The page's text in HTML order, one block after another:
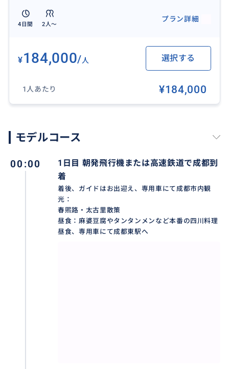
【成都パンダ研究繁殖基地】
都の一番の観光の目玉といっても過言ではない場所で
す。パンダ（レッサーパンダも含みます）を心ゆくま
4日間 2人〜
プラン詳細
¥184,000/人 選択する
1人あたり ¥184,000
モデルコース
00:00
1日目 朝発飛行機または高速鉄道で成都到
着
着後、ガイドはお出迎え、専用車にて成都市内観
光：
春煕路・太古里散策
昼食：麻婆豆腐やタンタンメンなど本番の四川料理
昼食、専用車にて成都東駅へ